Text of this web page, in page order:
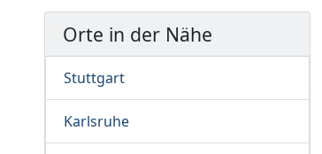
Orte in der Nähe
Stuttgart
Karlsruhe